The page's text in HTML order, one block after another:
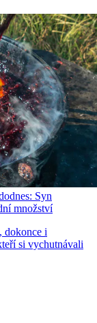
Syn
množství
dokonce i
si vychutnávali